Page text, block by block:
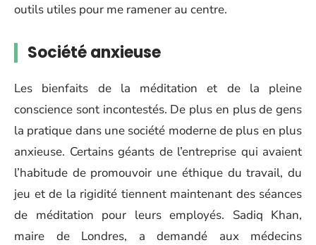
outils utiles pour me ramener au centre.
Société anxieuse
Les bienfaits de la méditation et de la pleine
conscience sont incontestés. De plus en plus de gens
la pratique dans une société moderne de plus en plus
anxieuse. Certains géants de l’entreprise qui avaient
l’habitude de promouvoir une éthique du travail, du
jeu et de la rigidité tiennent maintenant des séances
de méditation pour leurs employés. Sadiq Khan,
maire de Londres, a demandé aux médecins